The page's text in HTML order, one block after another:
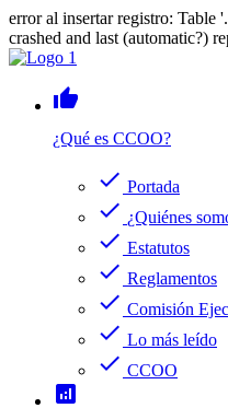
error al insertar registro: Table
crashed and last (automatic?)
thumb_up
¿Qué es CCOO?
check Portada
check ¿Quiénes
check Estatutos
check Reglamentos
check Comisión
check Lo más leído
check CCOO
analytics